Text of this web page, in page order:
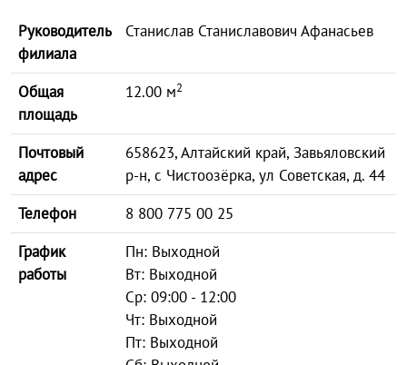
Руководитель
филиала
Станислав Станиславович Афанасьев
Общая
площадь
12.00 м2
Почтовый
адрес
658623, Алтайский край, Завьяловский
р-н, с Чистоозёрка, ул Советская, д. 44
Телефон
8 800 775 00 25
График
работы
Пн: Выходной
Вт: Выходной
Ср: 09:00 - 12:00
Чт: Выходной
Пт: Выходной